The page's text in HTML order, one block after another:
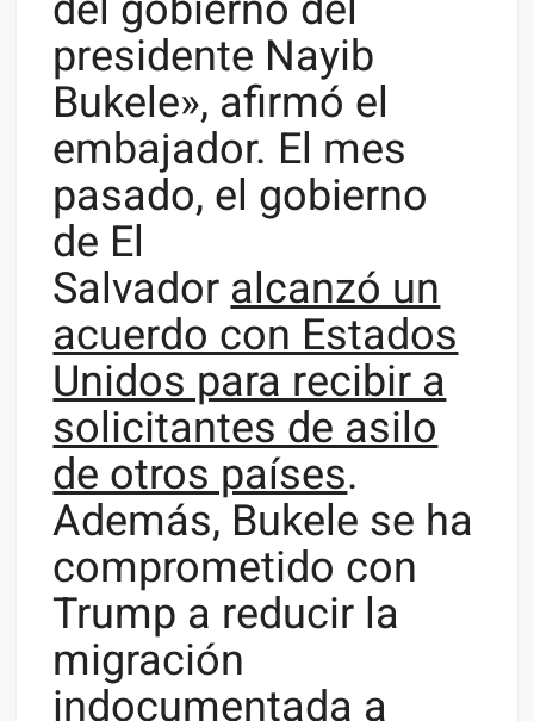
presidente Nayib
Bukele», afirmó el
embajador. El mes
pasado, el gobierno
de El
Salvadoralcanzó un
acuerdo con Estados
Unidos para recibir a
solicitantes de asilo
de otros países.
Además, Bukele se ha
comprometido con
Trump a reducir la
migración
indocumentada a